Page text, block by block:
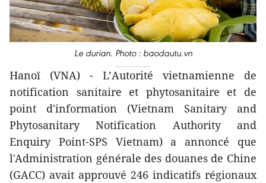
Le durian. Photo : baodautu.vn
Hanoï (VNA) - L’Autorité vietnamienne de
notification sanitaire et phytosanitaire et de
point d'information (Vietnam Sanitary and
Phytosanitary Notification Authority and
Enquiry Point-SPS Vietnam) a annoncé que
l'Administration générale des douanes de Chine
(GACC) avait approuvé 246 indicatifs régionaux